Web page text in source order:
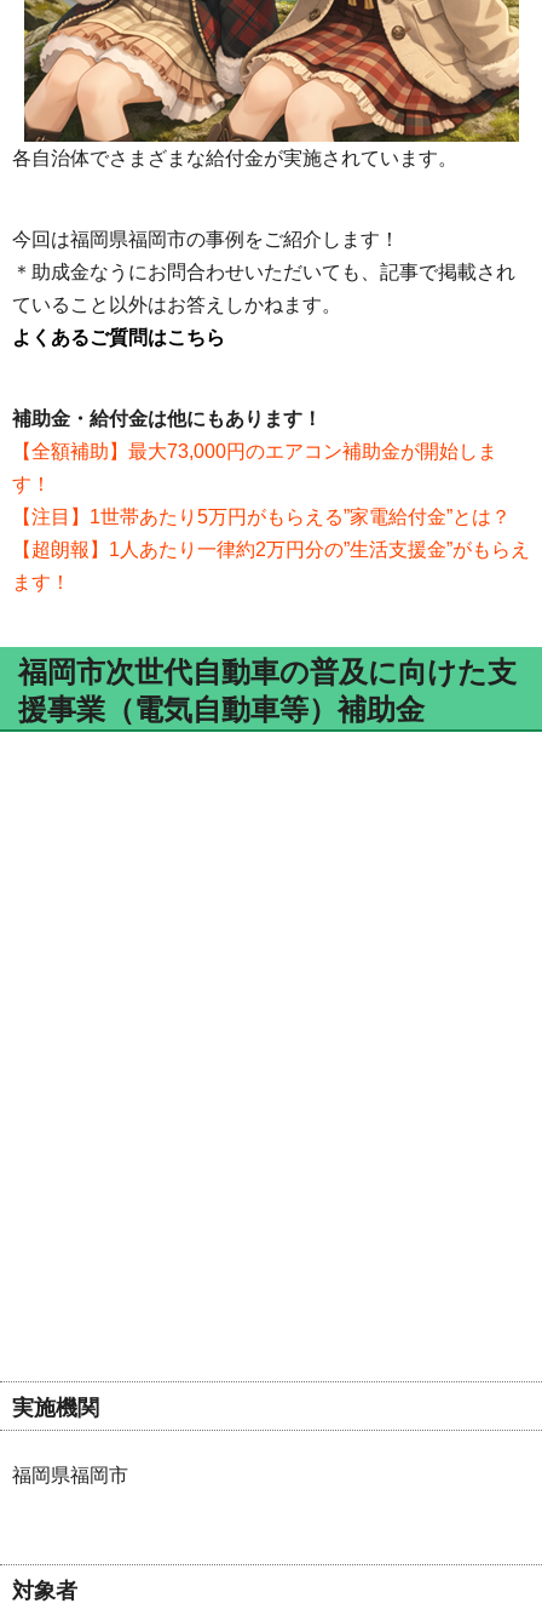
各自治体でさまざまな給付金が実施されています。
今回は福岡県福岡市の事例をご紹介します！
＊助成金なうにお問合わせいただいても、記事で掲載され
ていること以外はお答えしかねます。
よくあるご質問はこちら
補助金・給付金は他にもあります！
【全額補助】最大73,000円のエアコン補助金が開始しま
す！
【注目】1世帯あたり5万円がもらえる”家電給付金”とは？
【超朗報】1人あたり一律約2万円分の”生活支援金”がもらえ
ます！
福岡市次世代自動車の普及に向けた支
援事業（電気自動車等）補助金
実施機関
福岡県福岡市
対象者